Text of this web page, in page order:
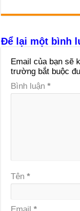
Để lại một bình
Email của bạn sẽ
trường bắt buộc
Bình luận*
Tên*